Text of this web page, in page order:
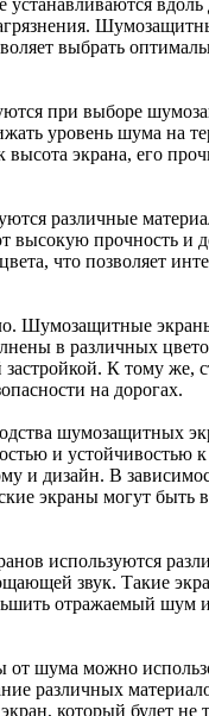
выбрать
при выборе
уровень шума на
экрана, его
различные
высокую прочность и
что позволяет
Шумозащитные
в различных
К тому же,
на дорогах.
шумозащитных
и устойчивостью
и дизайн. В
экраны могут быть
используются
звук. Такие
отражаемый шум
шума можно
различных
который будет